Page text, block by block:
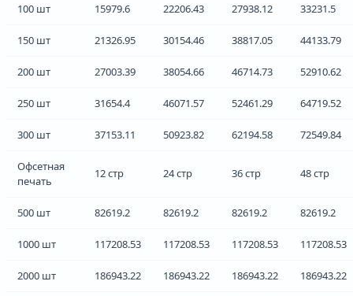
100 шт 15979.6 22206.43 27938.12 33231.5
150 шт 21326.95 30154.46 38817.05 44133.79
200 шт 27003.39 38054.66 46714.73 52910.62
250 шт 31654.4 46071.57 52461.29 64719.52
300 шт 37153.11 50923.82 62194.58 72549.84
Офсетная
печать
12 стр 24 стр 36 стр 48 стр
500 шт 82619.2 82619.2 82619.2 82619.2
1000 шт 117208.53 117208.53 117208.53 117208.53
2000 шт 186943.22 186943.22 186943.22 186943.22